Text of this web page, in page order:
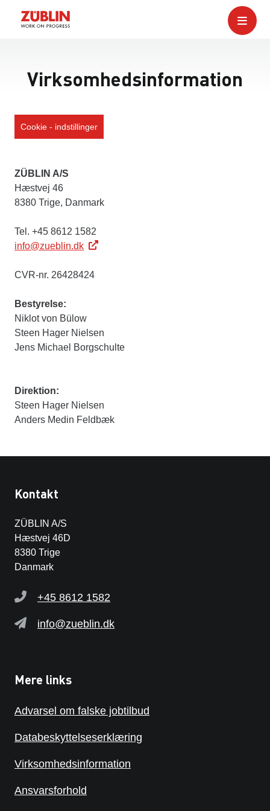
Virksomhedsinformation
Cookie - indstillinger
ZÜBLIN A/S
Hæstvej 46
8380 Trige, Danmark
Tel. +45 8612 1582
info@zueblin.dk
CVR-nr. 26428424
Bestyrelse:
Niklot von Bülow
Steen Hager Nielsen
Jens Michael Borgschulte
Direktion:
Steen Hager Nielsen
Anders Medin Feldbæk
Kontakt
ZÜBLIN A/S
Hæstvej 46D
8380 Trige
Danmark
+45 8612 1582
info@zueblin.dk
Mere links
Advarsel om falske jobtilbud
Databeskyttelseserklæring
Virksomhedsinformation
Ansvarsforhold